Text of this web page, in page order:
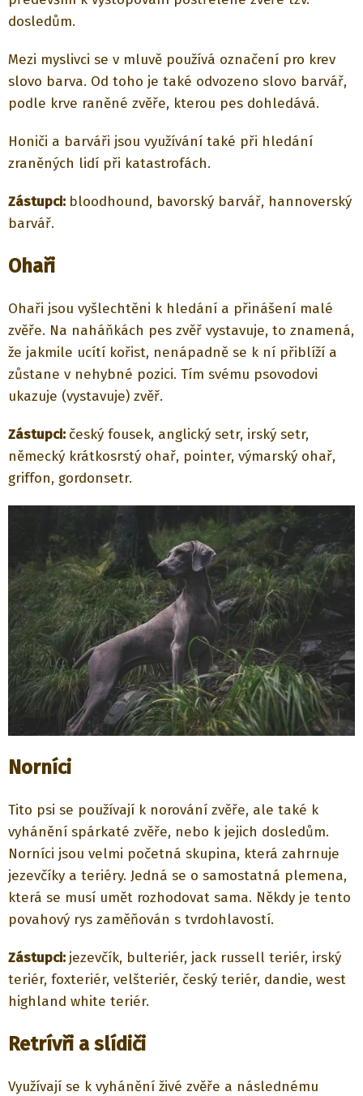
dosledům.
Mezi myslivci se v mluvě používá označení pro krev
slovo barva. Od toho je také odvozeno slovo barvář,
podle krve raněné zvěře, kterou pes dohledává.
Honiči a barváři jsou využívání také při hledání
zraněných lidí při katastrofách.
Zástupci: bloodhound, bavorský barvář, hannoverský
barvář.
Ohaři
Ohaři jsou vyšlechtěni k hledání a přinášení malé
zvěře. Na naháňkách pes zvěř vystavuje, to znamená,
že jakmile ucítí kořist, nenápadně se k ní přiblíží a
zůstane v nehybné pozici. Tím svému psovodovi
ukazuje (vystavuje) zvěř.
Zástupci: český fousek, anglický setr, irský setr,
německý krátkosrstý ohař, pointer, výmarský ohař,
griffon, gordonsetr.
Norníci
Tito psi se používají k norování zvěře, ale také k
vyhánění spárkaté zvěře, nebo k jejich dosledům.
Norníci jsou velmi početná skupina, která zahrnuje
jezevčíky a teriéry. Jedná se o samostatná plemena,
která se musí umět rozhodovat sama. Někdy je tento
povahový rys zaměňován s tvrdohlavostí.
Zástupci: jezevčík, bulteriér, jack russell teriér, irský
teriér, foxteriér, velšteriér, český teriér, dandie, west
highland white teriér.
Retrívři a slídiči
Využívají se k vyhánění živé zvěře a následnému